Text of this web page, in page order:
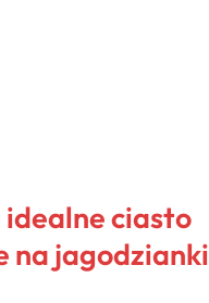
idealne ciasto
na jagodzianki